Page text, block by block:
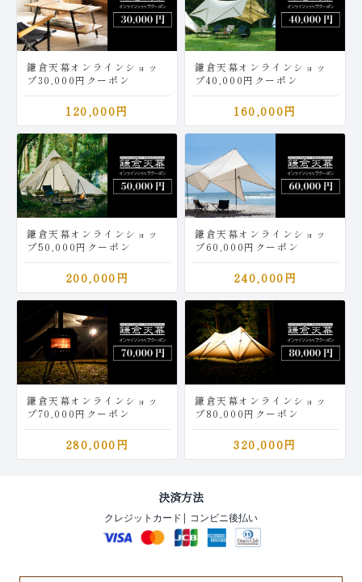
鎌倉天幕オンラインショッ
プ30,000円クーポン
120,000円
鎌倉天幕オンラインショッ
プ40,000円クーポン
160,000円
鎌倉天幕オンラインショッ
プ50,000円クーポン
200,000円
鎌倉天幕オンラインショッ
プ60,000円クーポン
240,000円
鎌倉天幕オンラインショッ
プ70,000円クーポン
280,000円
鎌倉天幕オンラインショッ
プ80,000円クーポン
320,000円
決済方法
クレジットカード| コンビニ後払い